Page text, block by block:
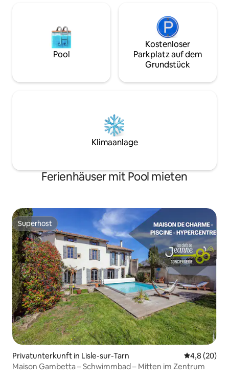
Pool
Kostenloser
Parkplatz auf dem
Grundstück
Klimaanlage
Ferienhäuser mit Pool mieten
Superhost
Superhost
Privatunterkunft in Lisle-sur-Tarn
4,8 (20)
Maison Gambetta – Schwimmbad – Mitten im Zentrum